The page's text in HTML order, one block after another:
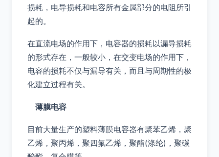
损耗，电导损耗和电容所有金属部分的电阻所引
起的。
在直流电场的作用下，电容器的损耗以漏导损耗
的形式存在，一般较小，在交变电场的作用下，
电容的损耗不仅与漏导有关，而且与周期性的极
化建立过程有关。
薄膜电容
目前大量生产的塑料薄膜电容器有聚苯乙烯，聚
乙烯，聚丙烯，聚四氟乙烯，聚酯(涤纶)，聚碳